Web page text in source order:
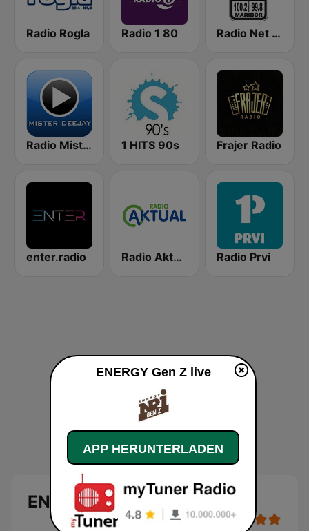
Radio Rogla Radio 1 80 Radio Net FM
Radio Mister Deejay 1 HITS 90s Frajer Radio
enter.radio Radio Aktual Fešta Radio Prvi
ENERGY Gen Z Live
ENERGY Gen Z live
APP HERUNTERLADEN